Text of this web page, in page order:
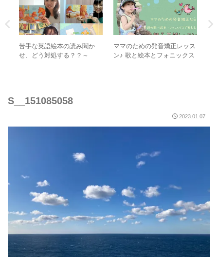
苦手な英語絵本の読み聞か
せ、どう対処する？？～
ママのための発音矯正レッス
ン♪ 歌と絵本とフォニックス
S__151085058
2023.01.07